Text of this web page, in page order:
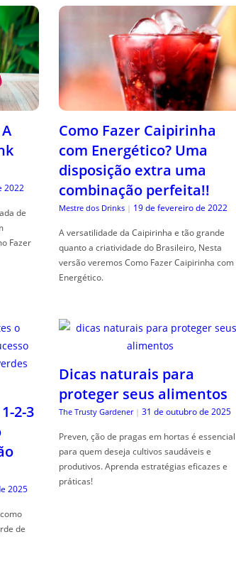
2022
de
Fazer
Como Fazer Caipirinha
com Energético? Uma
disposição extra uma
combinação perfeita!!
Mestre dos Drinks | 19 de fevereiro de 2022
A versatilidade da Caipirinha e tão grande
quanto a criatividade do Brasileiro, Nesta
versão veremos Como Fazer Caipirinha com
Energético.
2-3
2025
de
Dicas naturais para
proteger seus alimentos
The Trusty Gardener | 31 de outubro de 2025
Preven, ção de pragas em hortas é essencial
para quem deseja cultivos saudáveis e
produtivos. Aprenda estratégias eficazes e
práticas!